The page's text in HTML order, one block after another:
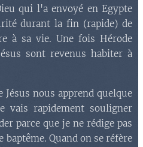
qui l'a envoyé en Egypte
durant la fin (rapide) de
à sa vie. Une fois Hérode
sont revenus habiter à
Jésus nous apprend quelque
vais rapidement souligner
parce que je ne rédige pas
Quand on se réfère